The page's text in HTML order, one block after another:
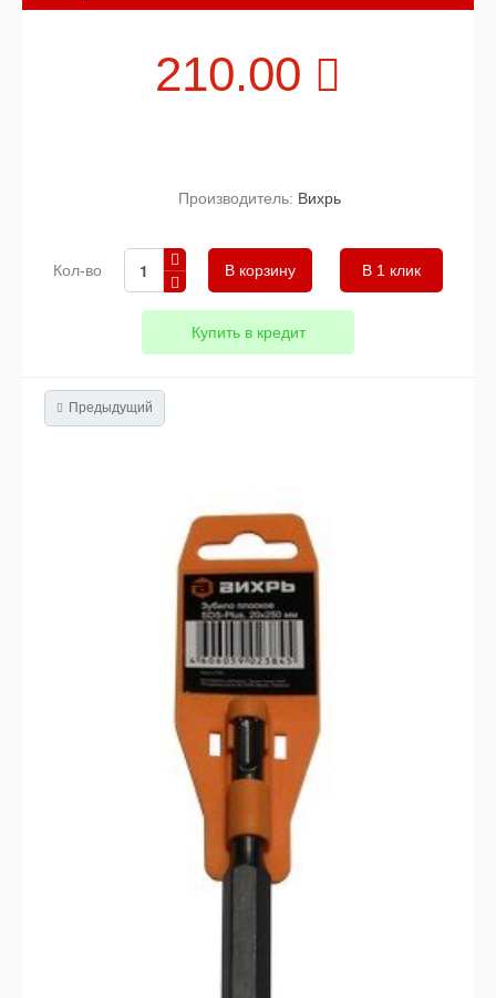
210.00
Производитель: Вихрь
Кол-во В 1 клик
Купить в кредит
Предыдущий